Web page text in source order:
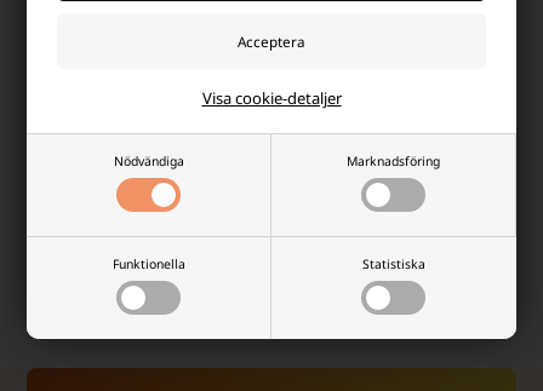
Nödvändiga Marknadsföring
Funktionella Statistiska
Visa cookie-detaljer
Kontakta oss via e-post så
Vi värdesätter en bra
shoppingupplevelse, och
det märks!
Alltid snabb leverans - 1-3
dagar.